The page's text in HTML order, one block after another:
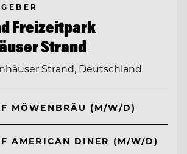
Freizeitpark
Strand
Strand, Deutschland
MÖWENBRÄU (M/W/D)
AMERICAN DINER (M/W/D)